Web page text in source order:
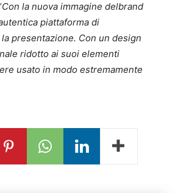
Con la nuova immagine delbrand
piattaforma di
presentazione. Con un design
ridotto ai suoi elementi
usato in modo estremamente